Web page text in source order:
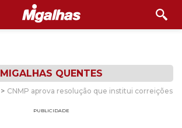
MIGALHAS QUENTES
> CNMP aprova resolução que institui correições
PUBLICIDADE